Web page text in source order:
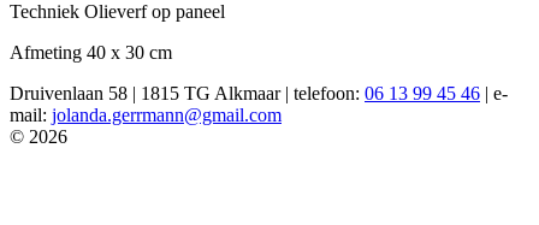
Techniek Olieverf op paneel
Afmeting 40 x 30 cm
Druivenlaan 58 | 1815 TG Alkmaar | telefoon: 06 13 99 45 46 | e-
mail: jolanda.gerrmann@gmail.com
© 2026